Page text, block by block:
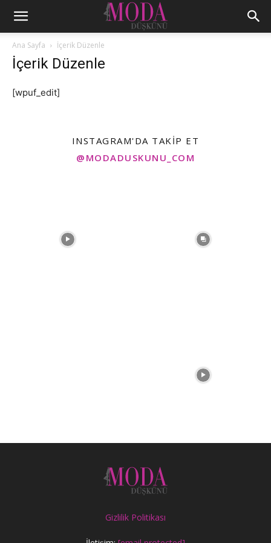
Ana Sayfa İçerik Düzenle
İçerik Düzenle
[wpuf_edit]
INSTAGRAM'DA TAKIP ET
@MODADUSKUNU_COM
Gizlilik Politikası